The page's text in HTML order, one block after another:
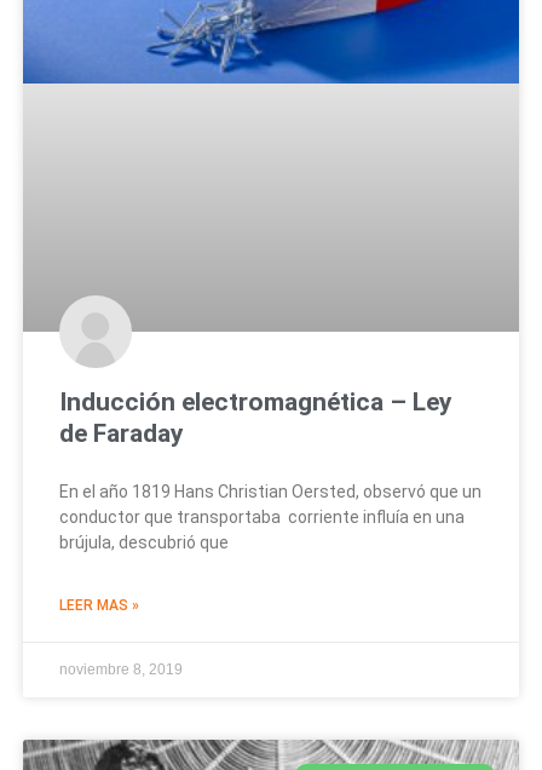
Inducción electromagnética – Ley
de Faraday
En el año 1819 Hans Christian Oersted, observó que un
conductor que transportaba corriente influía en una
brújula, descubrió que
LEER MAS »
noviembre 8, 2019